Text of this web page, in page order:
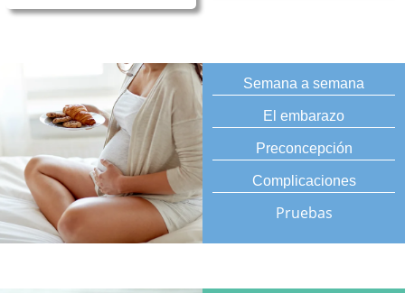
Semana a semana
El embarazo
Preconcepción
Complicaciones
Pruebas